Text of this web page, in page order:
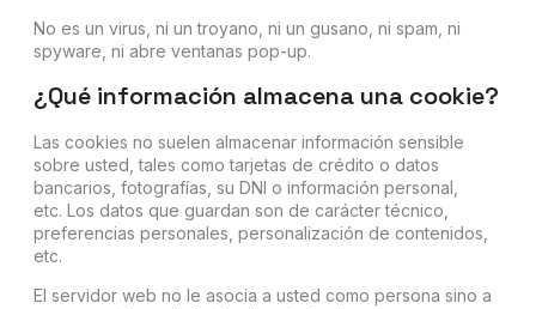
No es un virus, ni un troyano, ni un gusano, ni spam, ni
spyware, ni abre ventanas pop-up.
¿Qué información almacena una cookie?
Las cookies no suelen almacenar información sensible
sobre usted, tales como tarjetas de crédito o datos
bancarios, fotografías, su DNI o información personal,
etc. Los datos que guardan son de carácter técnico,
preferencias personales, personalización de contenidos,
etc.
El servidor web no le asocia a usted como persona sino a